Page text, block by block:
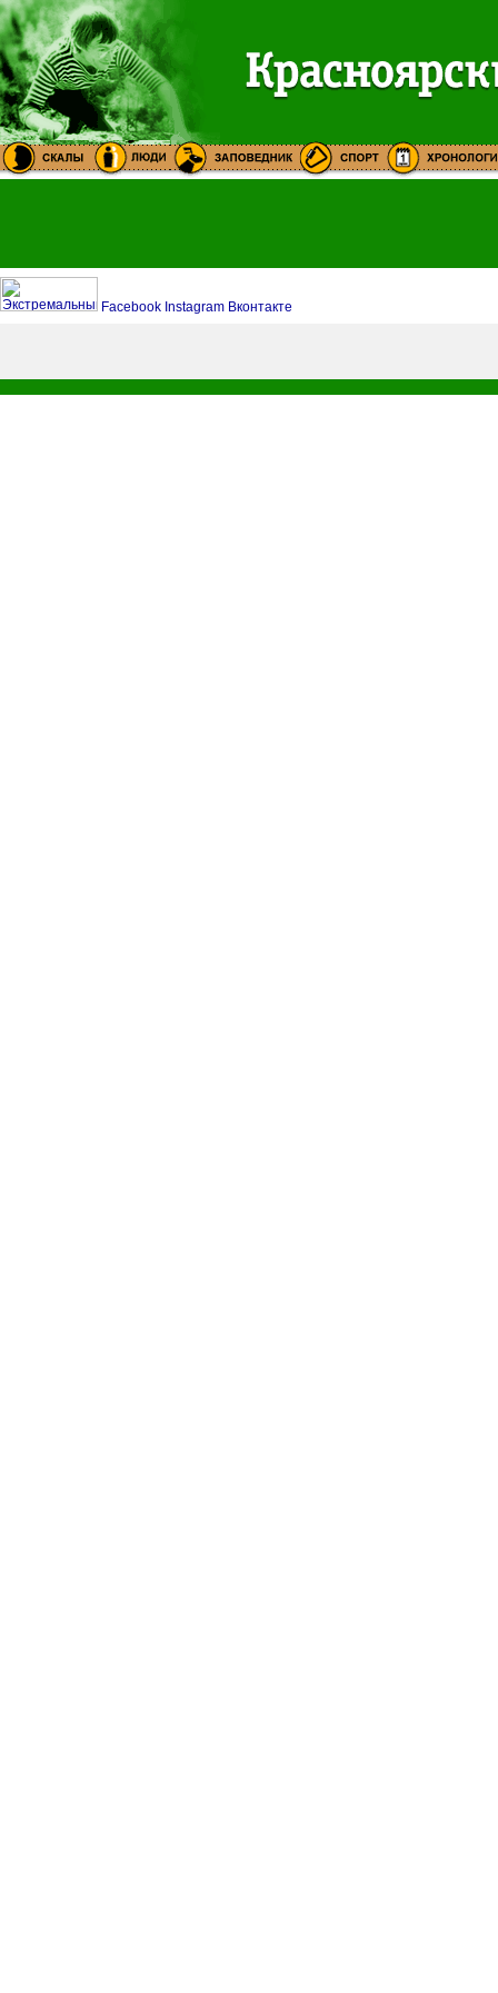
Facebook Instagram Вконтакте